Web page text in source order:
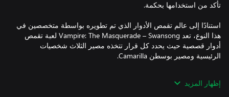
استنادًا إلى عالم تقمص الأدوار الذي تم تطويره بواسطة متخصصين في
هذا النوع، تعد Vampire: The Masquerade – Swansong لعبة تقمص
أدوار قصصية حيث يحدد كل قرار تتخذه مصير الثلاث شخصيات
ماذا لو كان مصاصو الدماء حقيقيين؟ ماذا لو عاش هؤلاء المفترسون
إظهار المزيد